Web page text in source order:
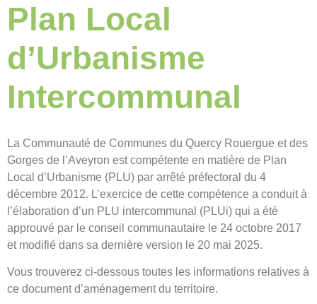
Plan Local
d’Urbanisme
Intercommunal
La Communauté de Communes du Quercy Rouergue et des
Gorges de l’Aveyron est compétente en matière de Plan
Local d’Urbanisme (PLU) par arrêté préfectoral du 4
décembre 2012. L’exercice de cette compétence a conduit à
l’élaboration d’un PLU intercommunal (PLUi) qui a été
approuvé par le conseil communautaire le 24 octobre 2017
et modifié dans sa dernière version le 20 mai 2025.
Vous trouverez ci-dessous toutes les informations relatives à
ce document d’aménagement du territoire.